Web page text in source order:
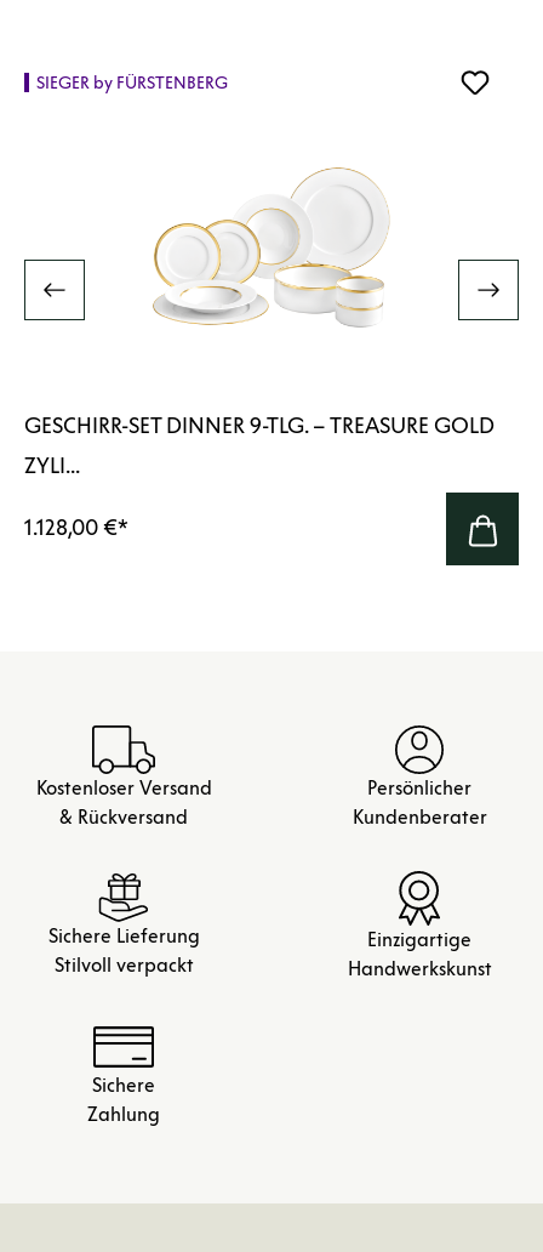
SIEGER by FÜRSTENBERG
GESCHIRR-SET DINNER 9-TLG. – TREASURE GOLD
ZYLI...
1.128,00 €*
Kostenloser Versand
& Rückversand
Persönlicher
Kundenberater
Sichere Lieferung
Stilvoll verpackt
Einzigartige
Handwerkskunst
Sichere
Zahlung